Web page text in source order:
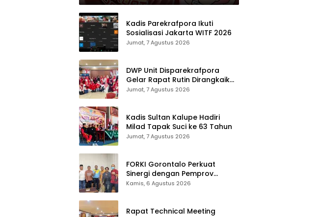
Kadis Parekrafpora Ikuti
Sosialisasi Jakarta WITF 2026
Jumat, 7 Agustus 2026
DWP Unit Disparekrafpora
Gelar Rapat Rutin Dirangkaikan
Edukasi Manajemen Stres
Jumat, 7 Agustus 2026
Kadis Sultan Kalupe Hadiri
Milad Tapak Suci ke 63 Tahun
Jumat, 7 Agustus 2026
FORKI Gorontalo Perkuat
Sinergi dengan Pemprov
Jelang Kejurda Liga 1 Piala
Kamis, 6 Agustus 2026
Rapat Technical Meeting